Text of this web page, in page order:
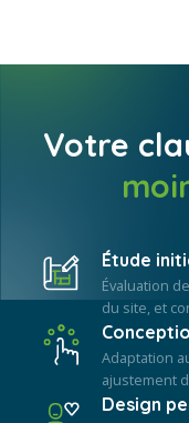
Votre
Étude
Évaluation
du site, et
Adaptation
ajustement
Design